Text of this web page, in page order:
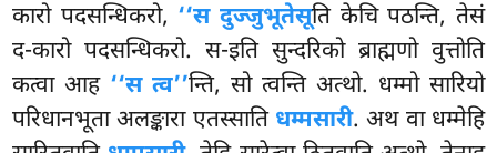
कारो पदसन्धिकरो, ‘‘स दुज्जुभूतेसूति केचि पठन्ति, तेसं
द-कारो पदसन्धिकरो. स-इति सुन्दरिको ब्राह्मणो वुत्तोति
कत्वा आह ‘‘स त्व’’न्ति, सो त्वन्ति अत्थो. धम्मो सारियो
परिधानभूता अलङ्कारा एतस्साति धम्मसारी. अथ वा धम्मेहि